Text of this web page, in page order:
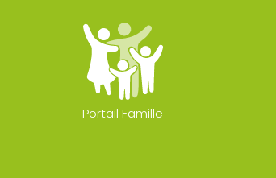
Portail Famille